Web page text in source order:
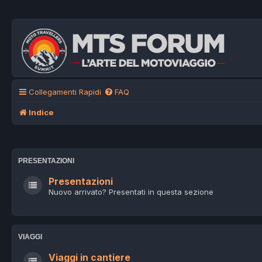
Collegamenti Rapidi FAQ
Indice
PRESENTAZIONI
Presentazioni
Nuovo arrivato? Presentati in questa sezione
VIAGGI
Viaggi in cantiere